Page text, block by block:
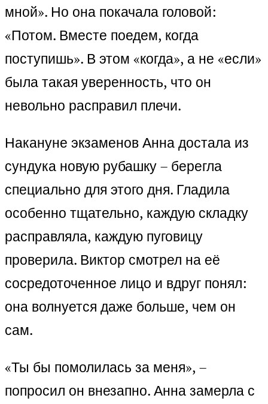
мной». Но она покачала головой:
«Потом. Вместе поедем, когда
поступишь». В этом «когда», а не «если»
была такая уверенность, что он
невольно расправил плечи.
Накануне экзаменов Анна достала из
сундука новую рубашку – берегла
специально для этого дня. Гладила
особенно тщательно, каждую складку
расправляла, каждую пуговицу
проверила. Виктор смотрел на её
сосредоточенное лицо и вдруг понял:
она волнуется даже больше, чем он
сам.
«Ты бы помолилась за меня», –
попросил он внезапно. Анна замерла с